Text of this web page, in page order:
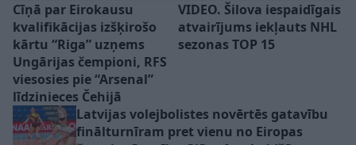
Cīņā par Eirokausu
kvalifikācijas izšķirošo
kārtu “Riga” uzņems
Ungārijas čempioni, RFS
viesosies pie “Arsenal”
līdzinieces Čehijā
VIDEO. Šilova iespaidīgais
atvairījums iekļauts NHL
sezonas TOP 15
Latvijas volejbolistes novērtēs gatavību
finālturnīram pret vienu no Eiropas